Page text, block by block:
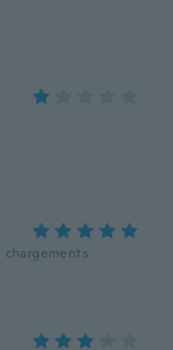
chargements